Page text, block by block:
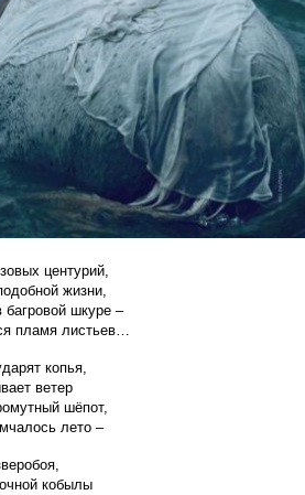
центурий,
жизни,
багровой шкуре –
пламя листьев…
копья,
ветер
шёпот,
лето –
кобылы